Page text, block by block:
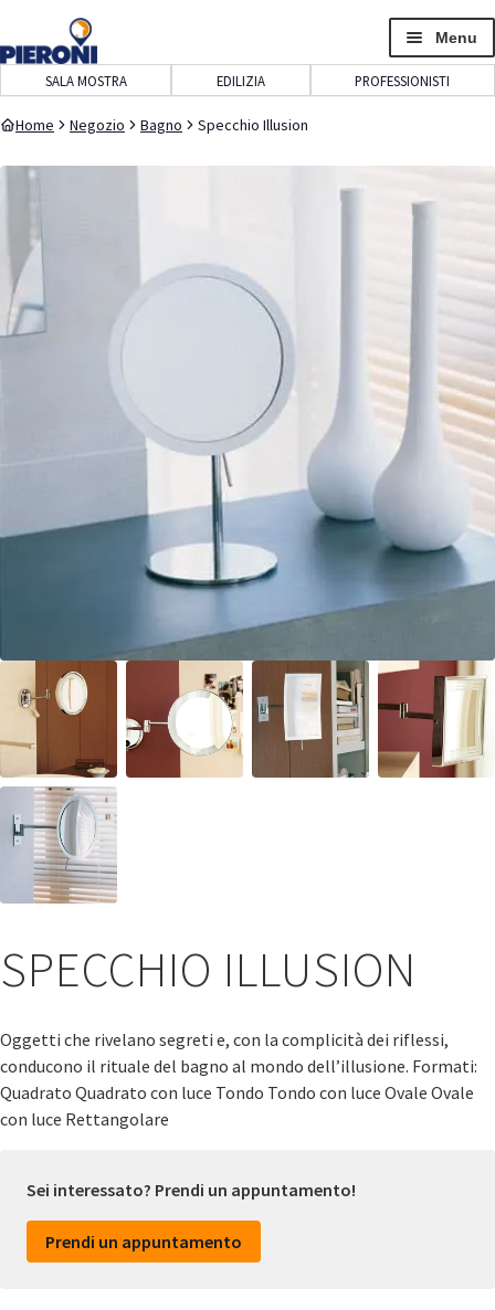
navigazione
contenuto
Menu
SALA MOSTRA EDILIZIA PROFESSIONISTI
Home Negozio Bagno Specchio Illusion
SPECCHIO ILLUSION
Oggetti che rivelano segreti e, con la complicità dei riflessi,
conducono il rituale del bagno al mondo dell’illusione. Formati:
Quadrato Quadrato con luce Tondo Tondo con luce Ovale Ovale
con luce Rettangolare
Sei interessato? Prendi un appuntamento!
Prendi un appuntamento